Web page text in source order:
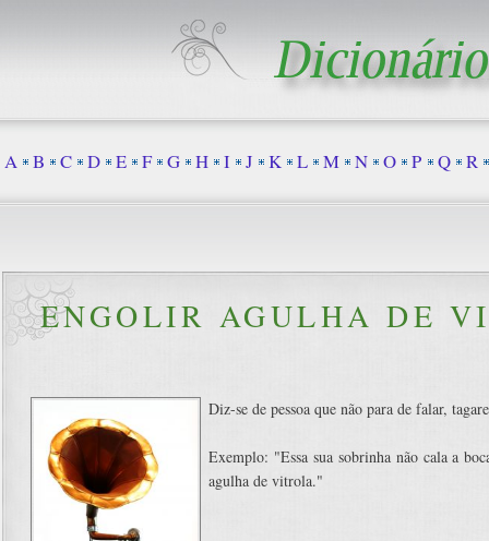
ENGOLIR AGULHA DE
Diz-se de pessoa que não para de falar,
Exemplo: "Essa sua sobrinha não cala a
agulha de vitrola."
A B C D E F G H I J K L M N O P Q R